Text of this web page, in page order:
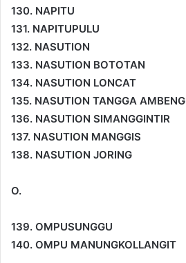
130. NAPITU
131. NAPITUPULU
132. NASUTION
133. NASUTION BOTOTAN
134. NASUTION LONCAT
135. NASUTION TANGGA AMBENG
136. NASUTION SIMANGGINTIR
137. NASUTION MANGGIS
138. NASUTION JORING
O.
139. OMPUSUNGGU
140. OMPU MANUNGKOLLANGIT